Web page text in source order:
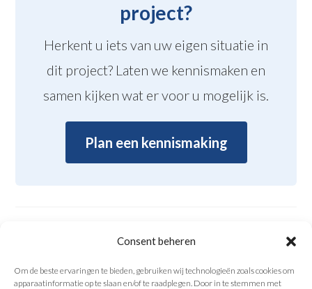
Consent beheren
Om de beste ervaringen te bieden, gebruiken wij technologieën zoals cookies om
apparaatinformatie op te slaan en/of te raadplegen. Door in te stemmen met
project?
Herkent u iets van uw eigen situatie in
dit project? Laten we kennismaken en
samen kijken wat er voor u mogelijk is.
Plan een kennismaking